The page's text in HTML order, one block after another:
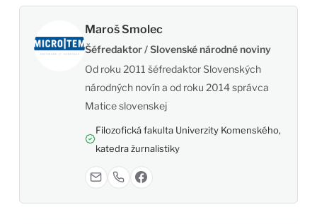
Maroš Smolec
Šéfredaktor / Slovenské národné noviny
Od roku 2011 šéfredaktor Slovenských
národných novín a od roku 2014 správca
Matice slovenskej
Filozofická fakulta Univerzity Komenského,
katedra žurnalistiky